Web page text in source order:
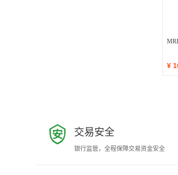
¥
交易安全
银行监管，全程保障交易资金安全